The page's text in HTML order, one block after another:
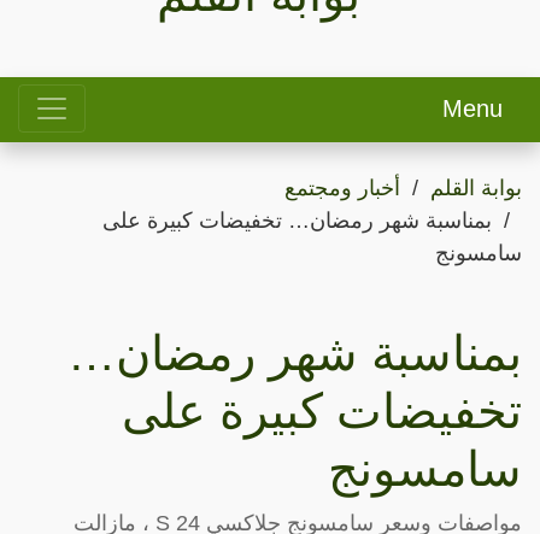
Menu
بوابة القلم
أخبار ومجتمع
بمناسبة شهر رمضان… تخفيضات كبيرة على
سامسونج
بمناسبة شهر رمضان…
تخفيضات كبيرة على
سامسونج
مواصفات وسعر سامسونج جلاكسي S 24 ، مازالت